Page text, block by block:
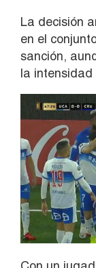
La decisión
en el
sanción,
la